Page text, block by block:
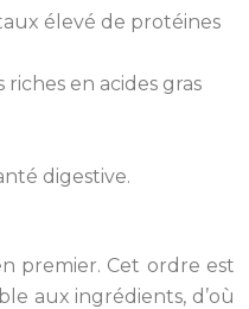
élevé de protéines
en acides gras
digestive.
premier. Cet ordre est
aux ingrédients, d’où